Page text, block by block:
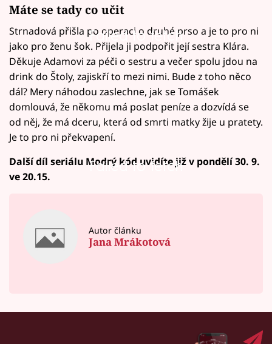
Máte se tady co učit
Failed to fetch
Strnadová přišla po operaci o druhé prso a je to pro ni
jako pro ženu šok. Přijela ji podpořit její sestra Klára.
Děkuje Adamovi za péči o sestru a večer spolu jdou na
drink do Štoly, zajiskří to mezi nimi. Bude z toho něco
dál? Mery náhodou zaslechne, jak se Tomášek
domlouvá, že někomu má poslat peníze a dozvídá se
od něj, že má dceru, která od smrti matky žije u pratety.
Je to pro ni překvapení.
Failed to fetch
Další díl seriálu Modrý kód uvidíte již v pondělí 30. 9.
ve 20.15.
Autor článku
Jana Mrákotová